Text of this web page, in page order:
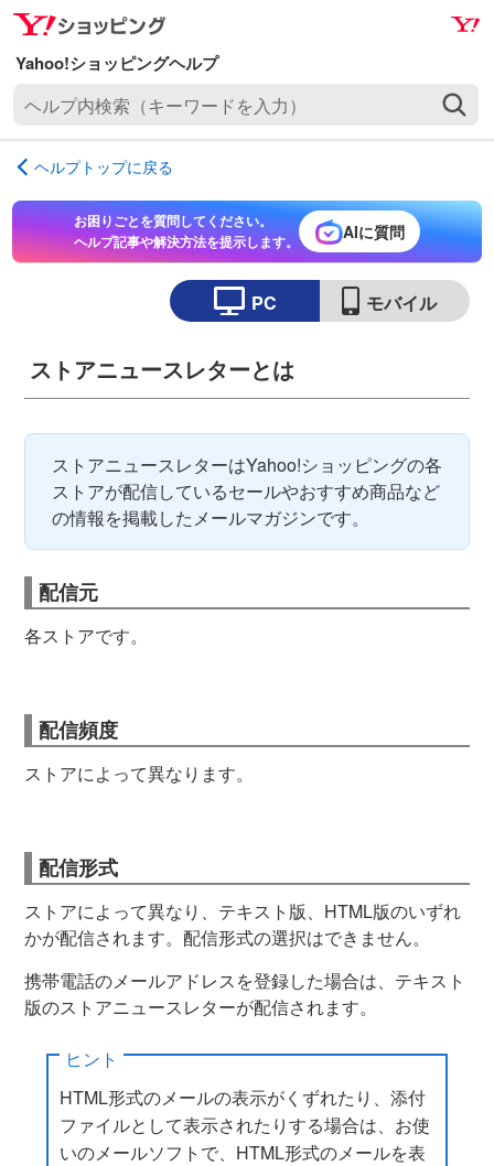
ナ
ビ
ゲ
ー
ョ
ン
へ
ス
キ
メ
イ
ン
コ
テ
ン
ツ
へ
ス
プ
内
検
索
（
入
ヘルプトップに戻る
お困りごとを質問してください。
ヘルプ記事や解決方法を提示します。
AIに質問
PC モバイル
ストアニュースレターとは
ストアニュースレターはYahoo!ショッピングの各
ストアが配信しているセールやおすすめ商品など
の情報を掲載したメールマガジンです。
配信元
各ストアです。
配信頻度
ストアによって異なります。
配信形式
ストアによって異なり、テキスト版、HTML版のいずれ
かが配信されます。配信形式の選択はできません。
携帯電話のメールアドレスを登録した場合は、テキスト
版のストアニュースレターが配信されます。
ヒント
HTML形式のメールの表示がくずれたり、添付
ファイルとして表示されたりする場合は、お使
いのメールソフトで、HTML形式のメールを表